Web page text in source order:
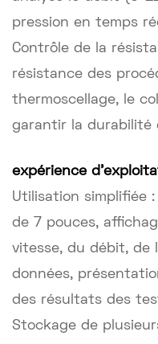
pression en temps
Contrôle de la
résistance des
thermoscellage, le
garantir la durabilité
expérience
Utilisation simplifiée
de 7 pouces,
vitesse, du débit, de
données,
des résultats des
Stockage de